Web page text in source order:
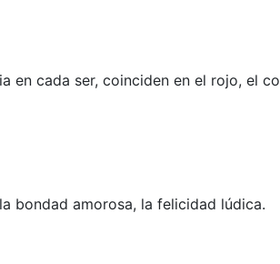
en cada ser, coinciden en el rojo, el
bondad amorosa, la felicidad lúdica.